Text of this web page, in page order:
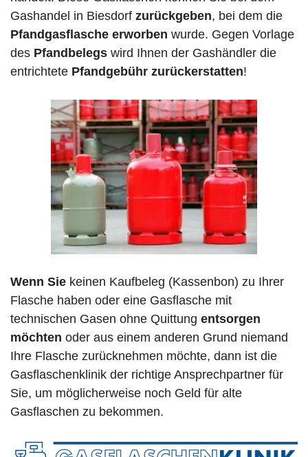
Gashandel in Biesdorf zurückgeben, bei dem die
Pfandgasflasche erworben wurde. Gegen Vorlage
des Pfandbelegs wird Ihnen der Gashändler die
entrichtete Pfandgebühr zurückerstatten!
Wenn Sie keinen Kaufbeleg (Kassenbon) zu Ihrer
Flasche haben oder eine Gasflasche mit
technischen Gasen ohne Quittung entsorgen
möchten oder aus einem anderen Grund niemand
Ihre Flasche zurücknehmen möchte, dann ist die
Gasflaschenklinik der richtige Ansprechpartner für
Sie, um möglicherweise noch Geld für alte
Gasflaschen zu bekommen.